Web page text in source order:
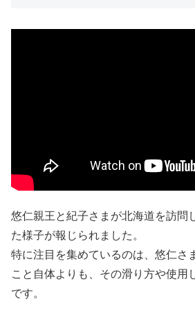
悠仁親王と紀子さまが北海道を訪問
た様子が報じられました。
特に注目を集めているのは、悠仁さ
こと自体よりも、その滑り方や使用
です。